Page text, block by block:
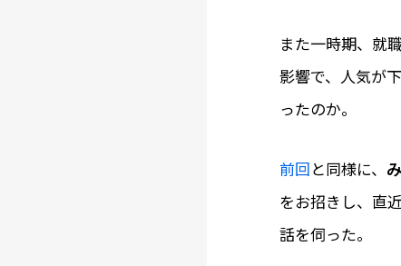
また一時期、就
影響で、人気が
ったのか――。
前回と同様に、
をお招きし、直
話を伺った。